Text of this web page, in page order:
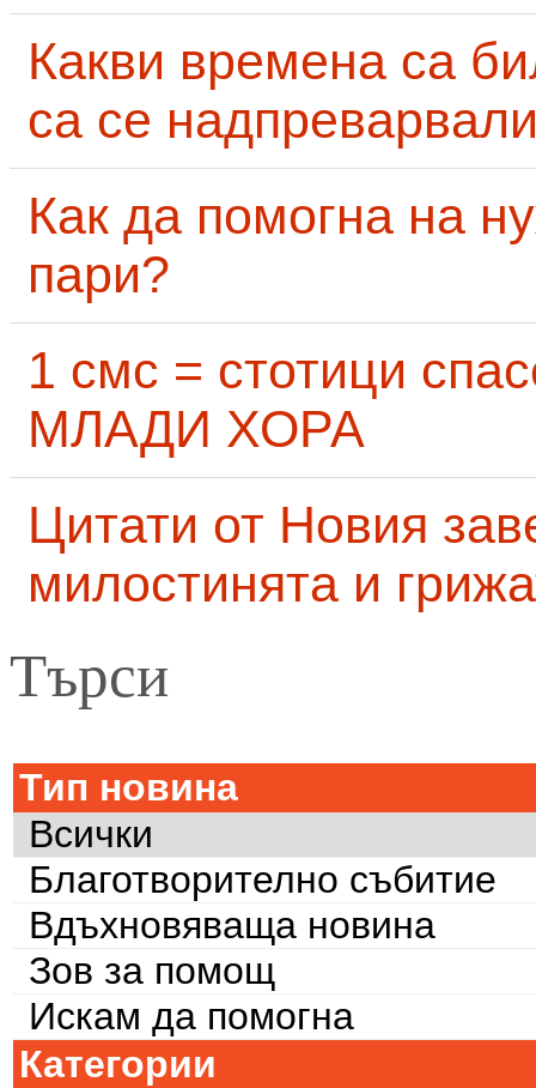
Какви времена са
са се
Как да помогна на
пари?
1 смс = стотици
МЛАДИ ХОРА
Цитати от Новия
милостинята и
Търси
Тип новина
Всички
Благотворително събитие
Вдъхновяваща новина
Зов за помощ
Искам да помогна
Категории